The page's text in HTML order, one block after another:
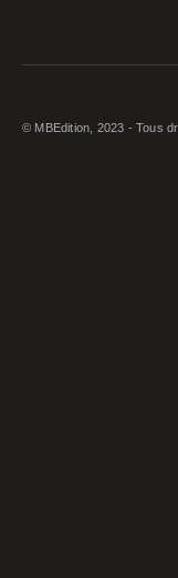
© MBEdition, 2023 - Tous